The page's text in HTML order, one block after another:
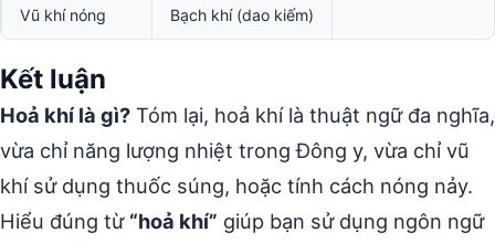
Vũ khí nóng Bạch khí (dao kiếm)
Kết luận
Hoả khí là gì? Tóm lại, hoả khí là thuật ngữ đa nghĩa,
vừa chỉ năng lượng nhiệt trong Đông y, vừa chỉ vũ
khí sử dụng thuốc súng, hoặc tính cách nóng nảy.
Hiểu đúng từ “hoả khí” giúp bạn sử dụng ngôn ngữ